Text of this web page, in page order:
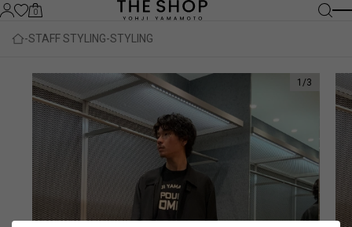
0
STAFF STYLING STYLING
1 /3